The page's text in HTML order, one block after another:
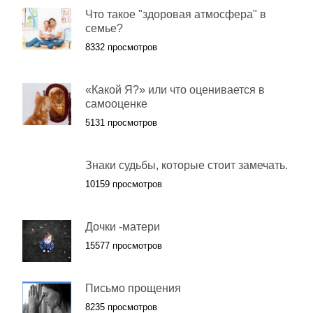
Что такое "здоровая атмосфера" в
семье?
8332 просмотров
«Какой Я?» или что оценивается в
самооценке
5131 просмотров
Знаки судьбы, которые стоит замечать.
10159 просмотров
Дочки -матери
15577 просмотров
Письмо прощения
8235 просмотров